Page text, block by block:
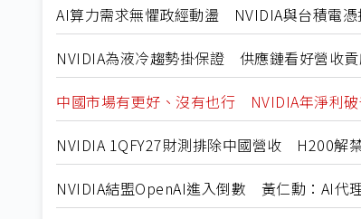
AI算力需求無懼政經動盪 NVIDIA與台積電憑
NVIDIA為液冷趨勢掛保證 供應鏈看好營收
中國市場有更好、沒有也行 NVIDIA年淨利
NVIDIA 1QFY27財測排除中國營收 H200解
NVIDIA結盟OpenAI進入倒數 黃仁勳：AI代